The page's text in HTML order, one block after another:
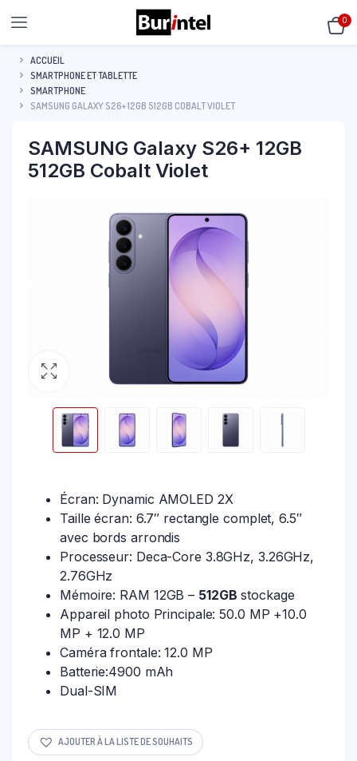
0
ACCUEIL
SMARTPHONE ET TABLETTE
SMARTPHONE
SAMSUNG GALAXY S26+ 12GB 512GB COBALT VIOLET
SAMSUNG Galaxy S26+ 12GB
512GB Cobalt Violet
Écran: Dynamic AMOLED 2X
Taille écran: 6.7″ rectangle complet, 6.5″
avec bords arrondis
Processeur: Deca-Core 3.8GHz, 3.26GHz,
2.76GHz
Mémoire: RAM 12GB – 512GB stockage
Appareil photo Principale: 50.0 MP +10.0
MP + 12.0 MP
Caméra frontale: 12.0 MP
Batterie:4900 mAh
Dual-SIM
AJOUTER À LA LISTE DE SOUHAITS